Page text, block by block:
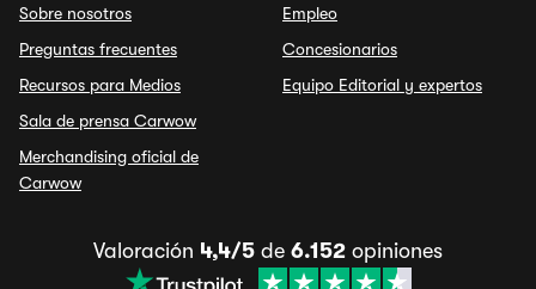
Sobre nosotros
Preguntas frecuentes
Recursos para Medios
Sala de prensa Carwow
Merchandising oficial de
Carwow
Empleo
Concesionarios
Equipo Editorial y expertos
Valoración 4,4/5 de 6.152 opiniones